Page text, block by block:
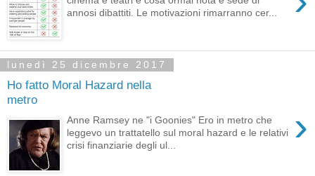
annosi dibattiti. Le motivazioni rimarranno cer...
lunedì 25 dicembre 2017
Ho fatto Moral Hazard nella
metro
›
Anne Ramsey ne "i Goonies" Ero in metro che
leggevo un trattatello sul moral hazard e le relativi
crisi finanziarie degli ul...